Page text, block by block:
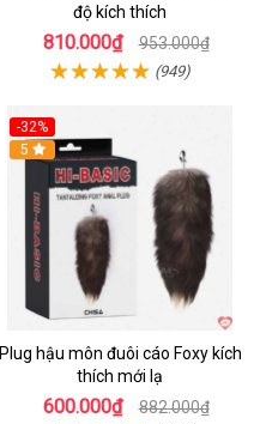
độ kích thích
810.000₫ 953.000₫
(949)
-32%
Hot
5
Plug hậu môn đuôi cáo Foxy kích
thích mới lạ
600.000₫ 882.000₫